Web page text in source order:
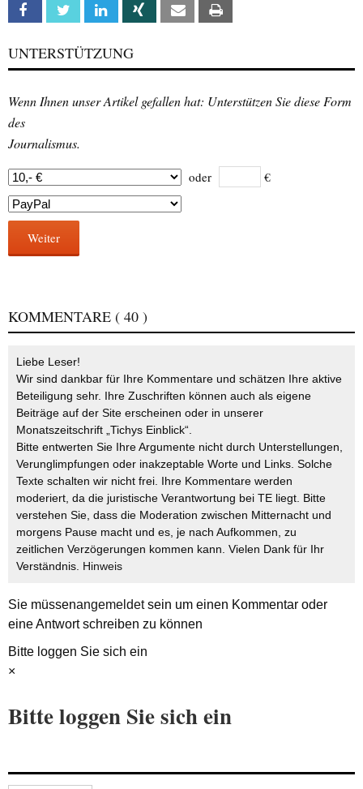
Facebook Twitter Linkedin Xing Email
UNTERSTÜTZUNG
Wenn Ihnen unser Artikel gefallen hat: Unterstützen Sie diese Form
des
Journalismus.
oder €
Weiter
KOMMENTARE ( 40 )
Liebe Leser!
Wir sind dankbar für Ihre Kommentare und schätzen Ihre aktive
Beteiligung sehr. Ihre Zuschriften können auch als eigene
Beiträge auf der Site erscheinen oder in unserer
Monatszeitschrift „Tichys Einblick“.
Bitte entwerten Sie Ihre Argumente nicht durch Unterstellungen,
Verunglimpfungen oder inakzeptable Worte und Links. Solche
Texte schalten wir nicht frei. Ihre Kommentare werden
moderiert, da die juristische Verantwortung bei TE liegt. Bitte
verstehen Sie, dass die Moderation zwischen Mitternacht und
morgens Pause macht und es, je nach Aufkommen, zu
zeitlichen Verzögerungen kommen kann. Vielen Dank für Ihr
Verständnis. Hinweis
Sie müssenangemeldetsein um einen Kommentar oder
eine Antwort schreiben zu können
Bitte loggen Sie sich ein
×
Bitte loggen Sie sich ein